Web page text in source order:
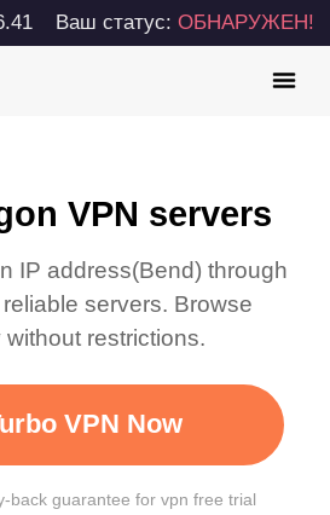
Ваш статус:ОБНАРУЖЕН!
VPN servers
IP address(Bend) through
reliable servers. Browse
without restrictions.
VPN Now
back guarantee for vpn free trial